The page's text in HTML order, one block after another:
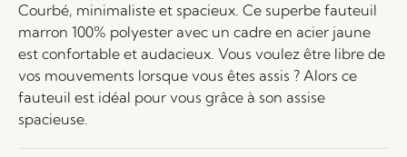
Courbé, minimaliste et spacieux. Ce superbe fauteuil
marron 100% polyester avec un cadre en acier jaune
est confortable et audacieux. Vous voulez être libre de
vos mouvements lorsque vous êtes assis ? Alors ce
fauteuil est idéal pour vous grâce à son assise
spacieuse.